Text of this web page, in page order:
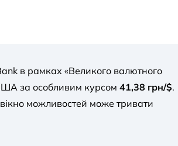
в рамках «Великого валютного
за особливим курсом 41,38 грн/$.
можливостей може тривати